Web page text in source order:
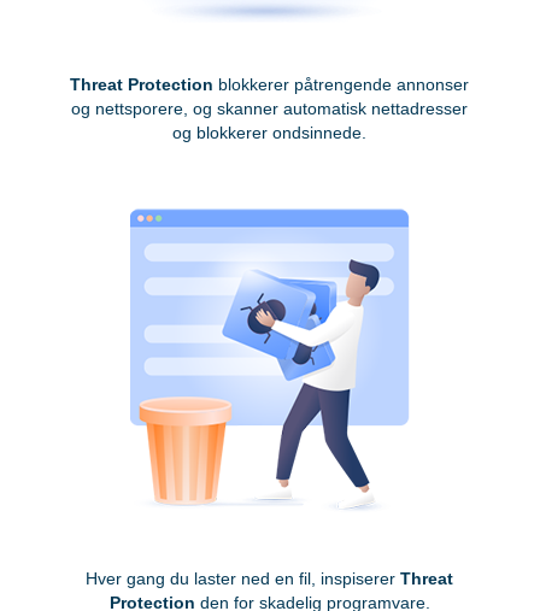
Threat Protection blokkerer påtrengende annonser
og nettsporere, og skanner automatisk nettadresser
og blokkerer ondsinnede.
Hver gang du laster ned en fil, inspisererThreat
Protection den for skadelig programvare.